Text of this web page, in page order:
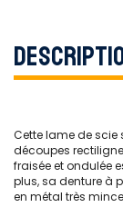
Cette lame de scie
découpes
fraisée et ondulée
plus, sa denture à
en métal très